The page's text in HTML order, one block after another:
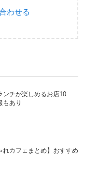
わせる
ンチが楽しめるお店10
もあり
れカフェまとめ】おすすめ